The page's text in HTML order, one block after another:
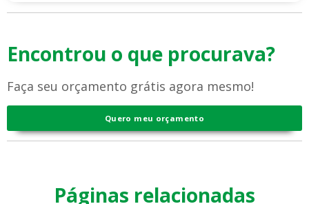
Encontrou o que procurava?
Faça seu orçamento grátis agora mesmo!
Quero meu orçamento
Páginas relacionadas